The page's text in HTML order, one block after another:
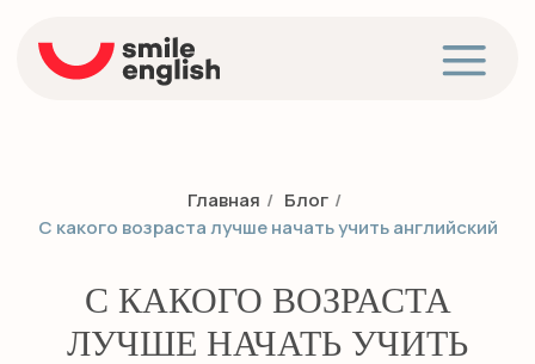
Главная / Блог /
С какого возраста лучше начать учить английский
С КАКОГО ВОЗРАСТА
ЛУЧШЕ НАЧАТЬ УЧИТЬ